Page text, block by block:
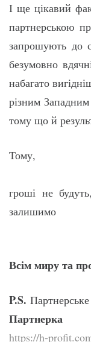
І ще цікавий
партнерською
запрошують до
безумовно
набагато
різним
тому що й
Тому,
гроші не
Всім миру та
P.S.
Партнерка
https://h-